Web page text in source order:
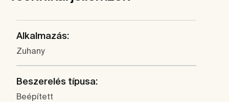
Alkalmazás:
Zuhany
Beszerelés típusa:
Beépített